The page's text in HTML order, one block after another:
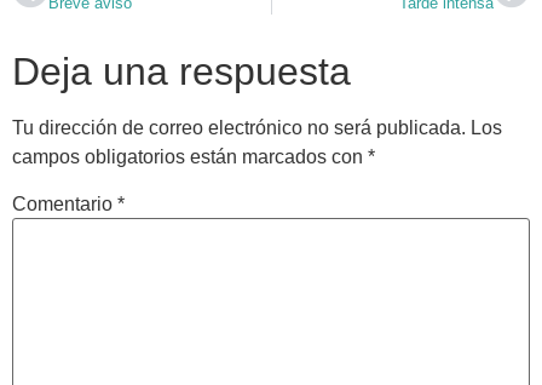
Deja una respuesta
Tu dirección de correo electrónico no será publicada. Los
campos obligatorios están marcados con *
Comentario *